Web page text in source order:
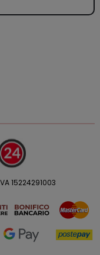
15224291003